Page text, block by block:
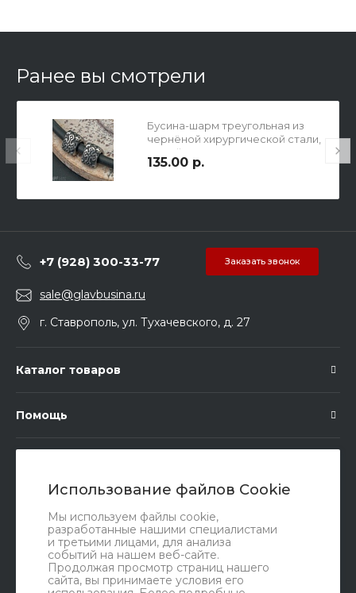
Использование файлов Cookie
Мы используем файлы cookie,
разработанные нашими специалистами
и третьими лицами, для анализа
событий на нашем веб-сайте.
Продолжая просмотр страниц нашего
сайта, вы принимаете условия его
Ранее вы смотрели
Бусина-шарм треугольная из
чернёной хирургической стали,
малый крест, р-р 3 части по
10х7мм, отв. 4мм.
135.00 р.
+7 (928) 300-33-77 Заказать звонок
sale@glavbusina.ru
г. Ставрополь, ул. Тухачевского, д. 27
Каталог товаров
Помощь